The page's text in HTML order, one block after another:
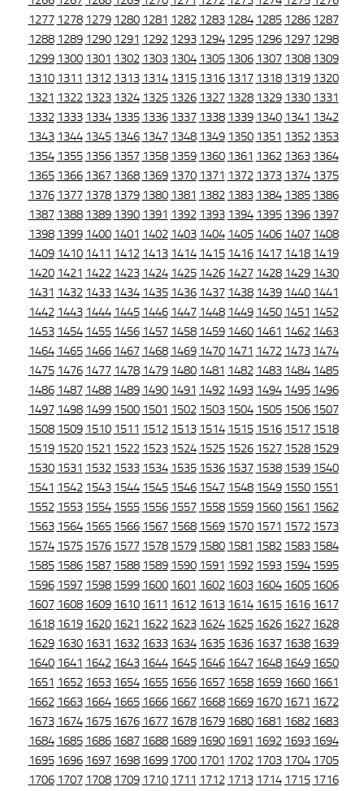
1277 1278 1279 1280 1281 1282 1283 1284 1285 1286 1287
1288 1289 1290 1291 1292 1293 1294 1295 1296 1297 1298
1299 1300 1301 1302 1303 1304 1305 1306 1307 1308 1309
1310 1311 1312 1313 1314 1315 1316 1317 1318 1319 1320
1321 1322 1323 1324 1325 1326 1327 1328 1329 1330 1331
1332 1333 1334 1335 1336 1337 1338 1339 1340 1341 1342
1343 1344 1345 1346 1347 1348 1349 1350 1351 1352 1353
1354 1355 1356 1357 1358 1359 1360 1361 1362 1363 1364
1365 1366 1367 1368 1369 1370 1371 1372 1373 1374 1375
1376 1377 1378 1379 1380 1381 1382 1383 1384 1385 1386
1387 1388 1389 1390 1391 1392 1393 1394 1395 1396 1397
1398 1399 1400 1401 1402 1403 1404 1405 1406 1407 1408
1409 1410 1411 1412 1413 1414 1415 1416 1417 1418 1419
1420 1421 1422 1423 1424 1425 1426 1427 1428 1429 1430
1431 1432 1433 1434 1435 1436 1437 1438 1439 1440 1441
1442 1443 1444 1445 1446 1447 1448 1449 1450 1451 1452
1453 1454 1455 1456 1457 1458 1459 1460 1461 1462 1463
1464 1465 1466 1467 1468 1469 1470 1471 1472 1473 1474
1475 1476 1477 1478 1479 1480 1481 1482 1483 1484 1485
1486 1487 1488 1489 1490 1491 1492 1493 1494 1495 1496
1497 1498 1499 1500 1501 1502 1503 1504 1505 1506 1507
1508 1509 1510 1511 1512 1513 1514 1515 1516 1517 1518
1519 1520 1521 1522 1523 1524 1525 1526 1527 1528 1529
1530 1531 1532 1533 1534 1535 1536 1537 1538 1539 1540
1541 1542 1543 1544 1545 1546 1547 1548 1549 1550 1551
1552 1553 1554 1555 1556 1557 1558 1559 1560 1561 1562
1563 1564 1565 1566 1567 1568 1569 1570 1571 1572 1573
1574 1575 1576 1577 1578 1579 1580 1581 1582 1583 1584
1585 1586 1587 1588 1589 1590 1591 1592 1593 1594 1595
1596 1597 1598 1599 1600 1601 1602 1603 1604 1605 1606
1607 1608 1609 1610 1611 1612 1613 1614 1615 1616 1617
1618 1619 1620 1621 1622 1623 1624 1625 1626 1627 1628
1629 1630 1631 1632 1633 1634 1635 1636 1637 1638 1639
1640 1641 1642 1643 1644 1645 1646 1647 1648 1649 1650
1651 1652 1653 1654 1655 1656 1657 1658 1659 1660 1661
1662 1663 1664 1665 1666 1667 1668 1669 1670 1671 1672
1673 1674 1675 1676 1677 1678 1679 1680 1681 1682 1683
1684 1685 1686 1687 1688 1689 1690 1691 1692 1693 1694
1695 1696 1697 1698 1699 1700 1701 1702 1703 1704 1705
1706 1707 1708 1709 1710 1711 1712 1713 1714 1715 1716